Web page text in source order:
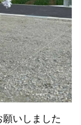
いしました